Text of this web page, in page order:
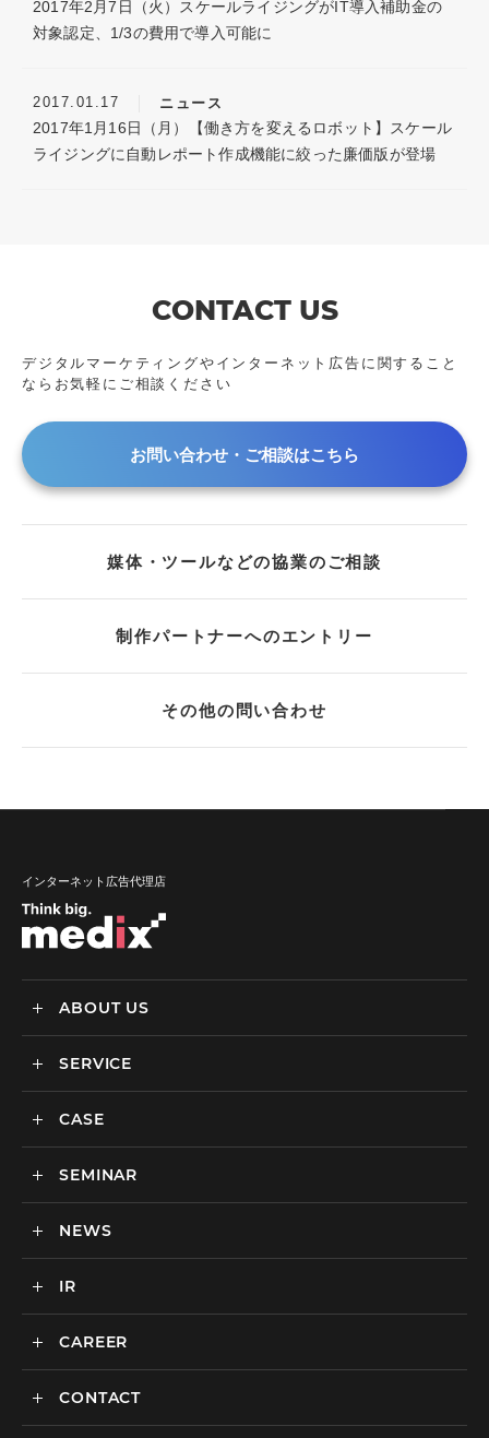
2017年2月7日（火）スケールライジングがIT導入補助金の
対象認定、1/3の費用で導入可能に
2017.01.17
ニュース
2017年1月16日（月）​【​働き方を変えるロボット】​​スケール
ライジングに自動レポート作成機能に絞った廉価版が登場​
CONTACT US
デジタルマーケティングやインターネット広告に 関すること
ならお気軽にご相談ください
お問い合わせ・ご相談はこちら
媒体・ツールなどの協業のご相談
制作パートナーへのエントリー
その他の問い合わせ
インターネット広告代理店
ABOUT US
メディックスについて
ごあいさつ
SERVICE
サービス
BtoCマーケティング支援
海外マーケティング支援
オリジナルサービス
CASE
実績・事例
SEMINAR
セミナー一覧
NEWS
ニュース一覧
IR
IR情報
CAREER
新卒採用
CONTACT